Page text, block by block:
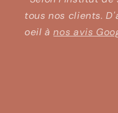
tous nos clients.
oeil ànos avis